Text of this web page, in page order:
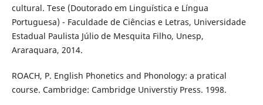
cultural. Tese (Doutorado em Linguística e Língua
Portuguesa) - Faculdade de Ciências e Letras, Universidade
Estadual Paulista Júlio de Mesquita Filho, Unesp,
Araraquara, 2014.
ROACH, P. English Phonetics and Phonology: a pratical
course. Cambridge: Cambridge Universtiy Press. 1998.